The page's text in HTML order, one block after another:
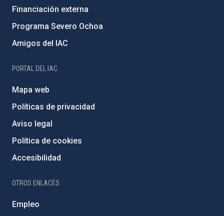
Financiación externa
Programa Severo Ochoa
Amigos del IAC
PORTAL DEL IAC
Mapa web
Políticas de privacidad
Aviso legal
Política de cookies
Accesibilidad
OTROS ENLACES
Empleo